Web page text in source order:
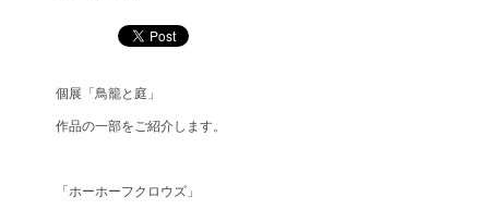
個展「鳥籠と庭」
作品の一部をご紹介します。
「ホーホーフクロウズ」